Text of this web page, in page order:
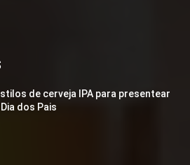
de cerveja IPA para presentear
dos Pais